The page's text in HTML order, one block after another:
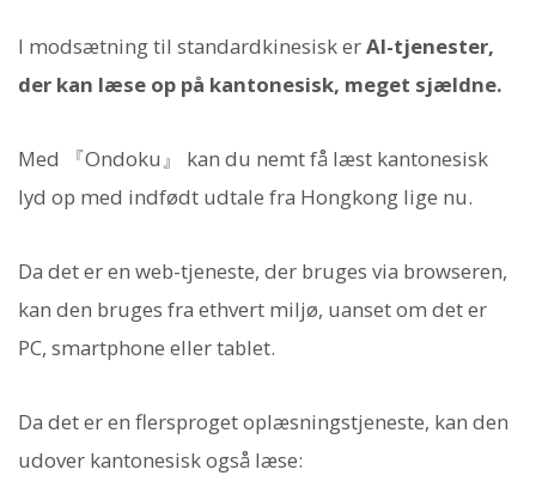
I modsætning til standardkinesisk erAI-tjenester,
der kan læse op på kantonesisk, meget sjældne.
Med 『Ondoku』 kan du nemt få læst kantonesisk
lyd op med indfødt udtale fra Hongkong lige nu.
Da det er en web-tjeneste, der bruges via browseren,
kan den bruges fra ethvert miljø, uanset om det er
PC, smartphone eller tablet.
Da det er en flersproget oplæsningstjeneste, kan den
udover kantonesisk også læse: